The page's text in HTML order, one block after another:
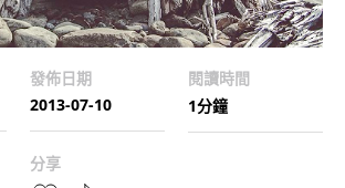
發佈日期
2013-07-10
閱讀時間
1分鐘
分享